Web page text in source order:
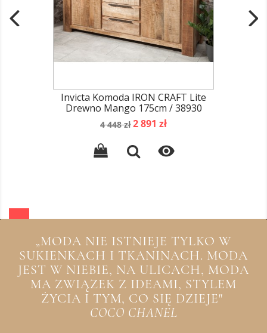
Invicta Komoda IRON CRAFT Lite
Drewno Mango 175cm / 38930
Cena
4 448 zł Cena
2 891 zł

„MODA NIE ISTNIEJE TYLKO W
SUKIENKACH I TKANINACH. MODA
JEST W NIEBIE, NA ULICACH, MODA
MA ZWIĄZEK Z IDEAMI, STYLEM
ŻYCIA I TYM, CO SIĘ DZIEJE"
COCO CHANEL